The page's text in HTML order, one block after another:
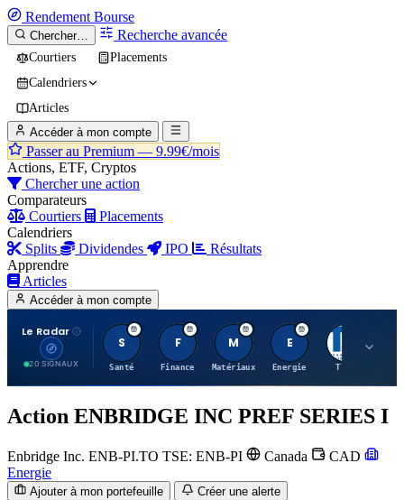
Rendement Bourse
Chercher… Recherche avancée
Courtiers
Placements
Calendriers
Articles
Accéder à mon compte
Passer au Premium — 9.99€/mois
Actions, ETF, Cryptos
Chercher une action
Comparateurs
Courtiers
Placements
Calendriers
Splits
Dividendes IPO
Résultats
Apprendre
Articles
Accéder à mon compte
Le Radar
20 SIGNAUX
S
Santé
F
Finance
M
Matériaux
E
Energie TTWO
Action ENBRIDGE INC PREF SERIES I
Enbridge Inc. ENB-PI.TO TSE: ENB-PI Canada
CAD
Energie
Ajouter à mon portefeuille Créer une alerte